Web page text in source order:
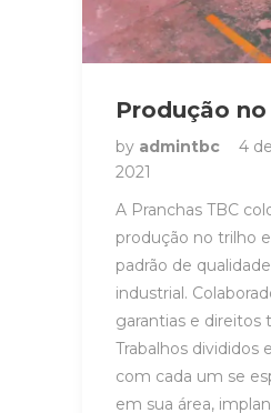
Produção
by admintbc
4
2021
A Pranchas TBC
produção no trilho
padrão de
industrial.
garantias e direitos
Trabalhos divididos
com cada um se
em sua área,